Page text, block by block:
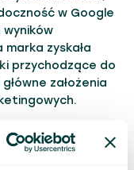
w Google
wyników
zyskała
przychodzące do
założenia